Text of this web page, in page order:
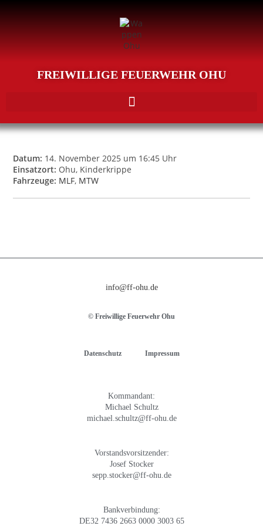
FREIWILLIGE FEUERWEHR OHU
Datum: 14. November 2025 um 16:45 Uhr
Einsatzort: Ohu, Kinderkrippe
Fahrzeuge: MLF, MTW
info@ff-ohu.de
© Freiwillige Feuerwehr Ohu
Datenschutz Impressum
Kommandant:
Michael Schultz
michael.schultz@ff-ohu.de
Vorstandsvorsitzender:
Josef Stocker
sepp.stocker@ff-ohu.de
Bankverbindung:
DE32 7436 2663 0000 3003 65